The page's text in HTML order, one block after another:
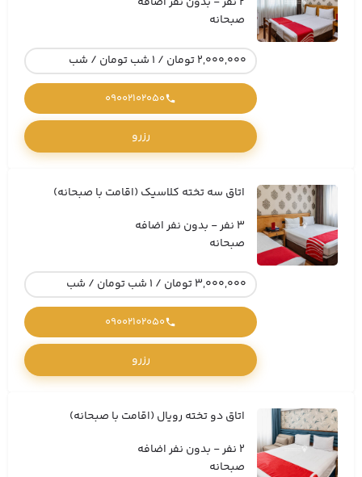
صبحانه
2,000,000 تومان / 1 شب تومان / شب
09002102050
رزرو
اتاق سه تخته کلاسیک (اقامت با صبحانه)
3 نفر - بدون نفر اضافه
صبحانه
3,000,000 تومان / 1 شب تومان / شب
09002102050
رزرو
اتاق دو تخته رویال (اقامت با صبحانه)
2 نفر - بدون نفر اضافه
صبحانه